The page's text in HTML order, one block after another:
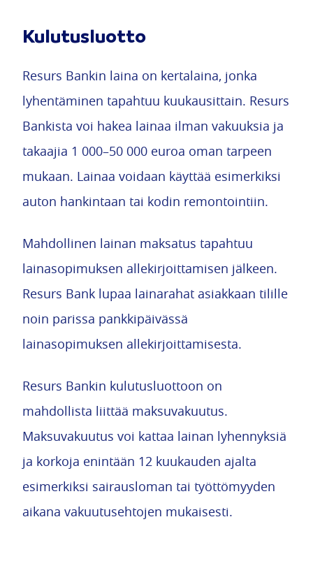
Kulutusluotto
Resurs Bankin laina on kertalaina, jonka
lyhentäminen tapahtuu kuukausittain. Resurs
Bankista voi hakea lainaa ilman vakuuksia ja
takaajia 1 000–50 000 euroa oman tarpeen
mukaan. Lainaa voidaan käyttää esimerkiksi
auton hankintaan tai kodin remontointiin.
Mahdollinen lainan maksatus tapahtuu
lainasopimuksen allekirjoittamisen jälkeen.
Resurs Bank lupaa lainarahat asiakkaan tilille
noin parissa pankkipäivässä
lainasopimuksen allekirjoittamisesta.
Resurs Bankin kulutusluottoon on
mahdollista liittää maksuvakuutus.
Maksuvakuutus voi kattaa lainan lyhennyksiä
ja korkoja enintään 12 kuukauden ajalta
esimerkiksi sairausloman tai työttömyyden
aikana vakuutusehtojen mukaisesti.